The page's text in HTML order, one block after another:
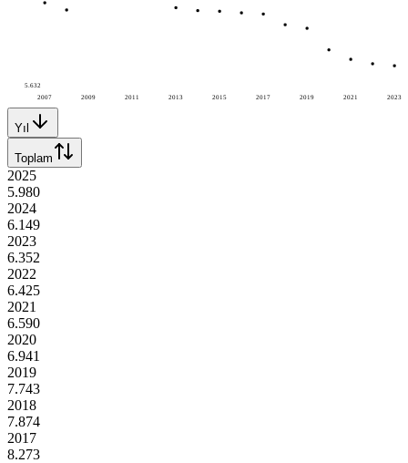
2007 2009 2011 2013 2015 2017 2019 2021 2023
5.632
Yıl
Toplam
2025
5.980
2024
6.149
2023
6.352
2022
6.425
2021
6.590
2020
6.941
2019
7.743
2018
7.874
2017
8.273